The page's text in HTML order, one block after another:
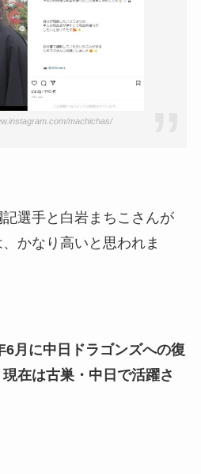
machichas/
選手と白岩まちこさんが
かなり高いと思われま
月に中日ドラゴンズへの復
在は古巣・中日で活躍さ